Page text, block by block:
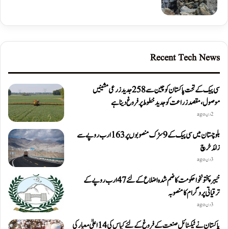
Recent Tech News
سی پیک کے تحت پاکستان کو چین سے 258 جدید زرعی مشینیں
موصول،مقصد زراعت کو جدید خطوط پر فروغ دینا ہے
2 دن ago
بلوچستان میں سی پیک کے 9 سڑک منصوبوں پر 163 ارب روپے سے
زائد خرچ
3 دن ago
خیبرپختونخوا حکومت کا ضم شدہ اضلاع کے لئے 47 ارب روپے کے
ترقیاتی پروگرام کا منصوبہ
3 دن ago
پاکستان نے ٹیکسٹائل صنعت کے فروغ کے لئے کپاس کی 14 اعلیٰ معیار کی